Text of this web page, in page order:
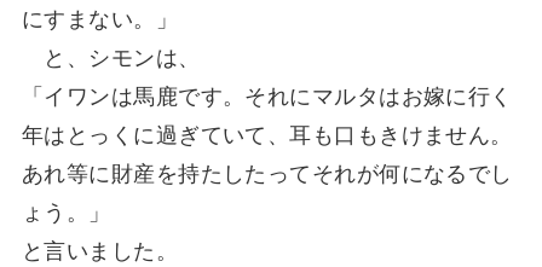
にすまない。」
と、シモンは、
「イワンは馬鹿です。それにマルタはお嫁に行く
年はとっくに過ぎていて、耳も口もきけません。
あれ等に財産を持たしたってそれが何になるでし
ょう。」
と言いました。